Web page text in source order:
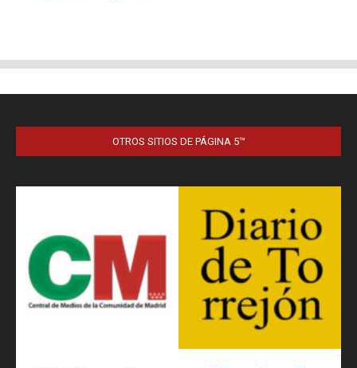
OTROS SITIOS DE PÁGINA 5™